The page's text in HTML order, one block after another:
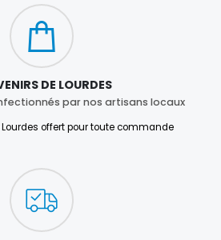
DE LOURDES
par nos artisans locaux
offert pour toute commande